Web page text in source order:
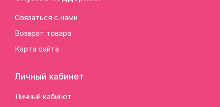
Связаться с нами
Возврат товара
Карта сайта
Личный кабинет
Личный кабинет